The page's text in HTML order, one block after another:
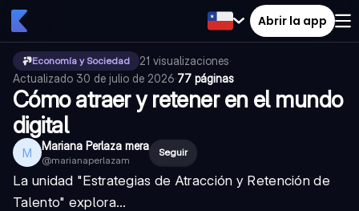
Abrir la app
Economía y Sociedad 21 visualizaciones·
Actualizado 30 de julio de 2026·77 páginas
Cómo atraer y retener en el mundo
digital
M Mariana Perlaza mera
@marianaperlazam
Seguir
La unidad "Estrategias de Atracción y Retención de
Talento" explora...